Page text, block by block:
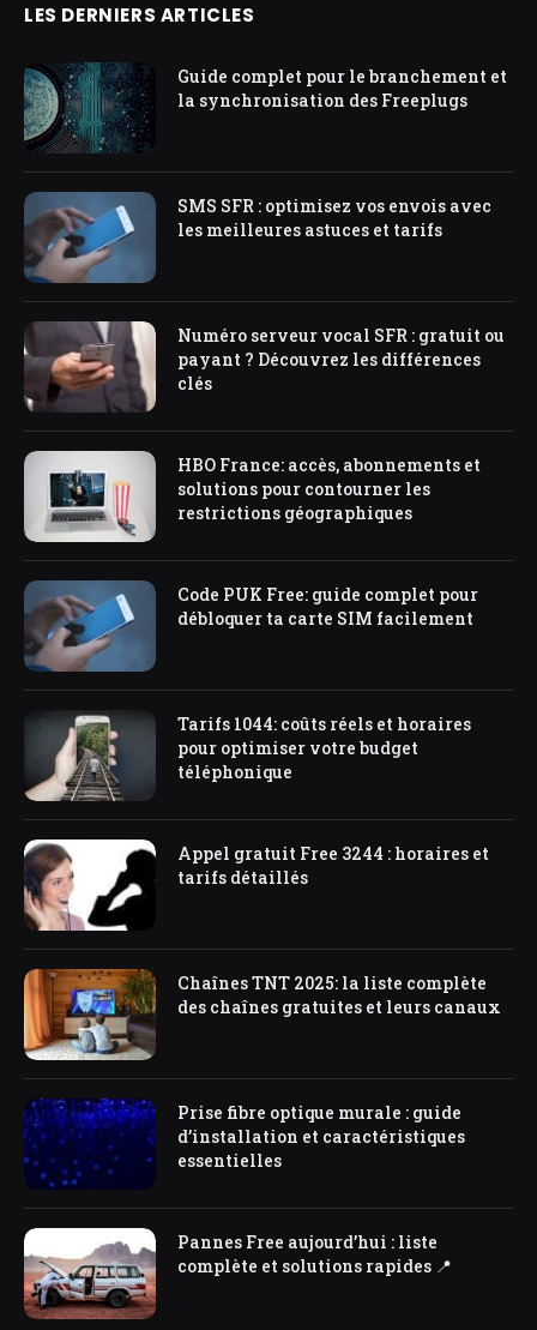
LES DERNIERS ARTICLES
Guide complet pour le branchement et
la synchronisation des Freeplugs
SMS SFR : optimisez vos envois avec
les meilleures astuces et tarifs
Numéro serveur vocal SFR : gratuit ou
payant ? Découvrez les différences
clés
HBO France: accès, abonnements et
solutions pour contourner les
restrictions géographiques
Code PUK Free: guide complet pour
débloquer ta carte SIM facilement
Tarifs 1044: coûts réels et horaires
pour optimiser votre budget
téléphonique
Appel gratuit Free 3244 : horaires et
tarifs détaillés
Chaînes TNT 2025: la liste complète
des chaînes gratuites et leurs canaux
Prise fibre optique murale : guide
d’installation et caractéristiques
essentielles
Pannes Free aujourd’hui : liste
complète et solutions rapides 📍